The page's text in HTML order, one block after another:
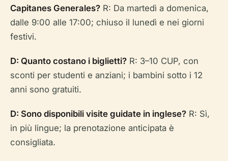
Capitanes Generales? R: Da martedì a domenica,
dalle 9:00 alle 17:00; chiuso il lunedì e nei giorni
festivi.
D: Quanto costano i biglietti? R: 3–10 CUP, con
sconti per studenti e anziani; i bambini sotto i 12
anni sono gratuiti.
D: Sono disponibili visite guidate in inglese? R: Sì,
in più lingue; la prenotazione anticipata è
consigliata.